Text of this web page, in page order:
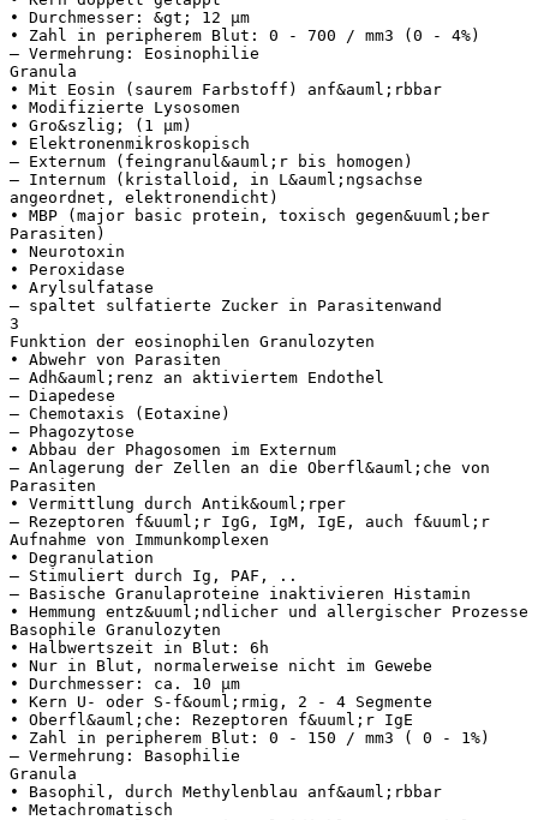
• Durchmesser: &gt; 12 μm
• Zahl in peripherem Blut: 0 - 700 / mm3 (0 - 4%)
– Vermehrung: Eosinophilie
Granula
• Mit Eosin (saurem Farbstoff) anf&auml;rbbar
• Modifizierte Lysosomen
• Gro&szlig; (1 μm)
• Elektronenmikroskopisch
– Externum (feingranul&auml;r bis homogen)
– Internum (kristalloid, in L&auml;ngsachse
angeordnet, elektronendicht)
• MBP (major basic protein, toxisch gegen&uuml;ber
Parasiten)
• Neurotoxin
• Peroxidase
• Arylsulfatase
– spaltet sulfatierte Zucker in Parasitenwand
3
Funktion der eosinophilen Granulozyten
• Abwehr von Parasiten
– Adh&auml;renz an aktiviertem Endothel
– Diapedese
– Chemotaxis (Eotaxine)
– Phagozytose
• Abbau der Phagosomen im Externum
– Anlagerung der Zellen an die Oberfl&auml;che von
Parasiten
• Vermittlung durch Antik&ouml;rper
– Rezeptoren f&uuml;r IgG, IgM, IgE, auch f&uuml;r
Aufnahme von Immunkomplexen
• Degranulation
– Stimuliert durch Ig, PAF, ..
– Basische Granulaproteine inaktivieren Histamin
• Hemmung entz&uuml;ndlicher und allergischer Prozesse
Basophile Granulozyten
• Halbwertszeit in Blut: 6h
• Nur in Blut, normalerweise nicht im Gewebe
• Durchmesser: ca. 10 μm
• Kern U- oder S-f&ouml;rmig, 2 - 4 Segmente
• Oberfl&auml;che: Rezeptoren f&uuml;r IgE
• Zahl in peripherem Blut: 0 - 150 / mm3 ( 0 - 1%)
– Vermehrung: Basophilie
Granula
• Basophil, durch Methylenblau anf&auml;rbbar
• Metachromatisch